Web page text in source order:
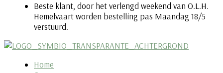
Beste klant, door het verlengd weekend van O.L.H.
Hemelvaart worden bestelling pas Maandag 18/5
verstuurd.
Home